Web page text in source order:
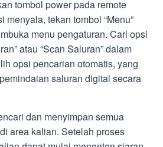
tombol power pada remote
menyala, tekan tombol “Menu”
menu pengaturan. Cari opsi
atau “Scan Saluran” dalam
opsi pencarian otomatis, yang
saluran digital secara
dan menyimpan semua
area kalian. Setelah proses